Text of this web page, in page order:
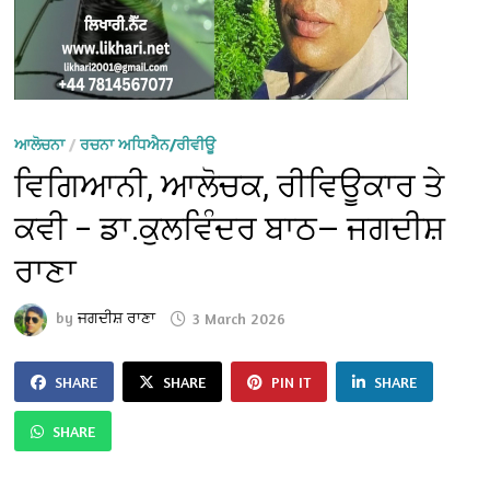
ਆਲੋਚਨਾ/ਰਚਨਾ ਅਧਿਐਨ/ਰੀਵੀਊ
ਵਿਗਿਆਨੀ, ਆਲੋਚਕ, ਰੀਵਿਊਕਾਰ ਤੇ
ਕਵੀ – ਡਾ.ਕੁਲਵਿੰਦਰ ਬਾਠ— ਜਗਦੀਸ਼
ਰਾਣਾ
byਜਗਦੀਸ਼ ਰਾਣਾ 3 March 2026
SHARE SHARE PIN IT SHARE
SHARE